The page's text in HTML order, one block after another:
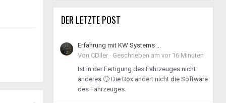
DER LETZTE POST
Erfahrung mit KW Systems ...
Von CDIler · Geschrieben am vor 16 Minuten
Ist in der Fertigung des Fahrzeuges nicht
anderes 🙄 Die Box ändert nicht die Software
des Fahrzeuges.